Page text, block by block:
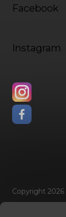
Facebook
Instagram
Copyright 2026